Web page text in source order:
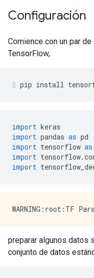
Configuración
Comience con un par
TensorFlow,
pip install
import keras
import pandas as pd
import tensorflow as
import tensorflow.
import
preparar algunos datos
conjunto de datos